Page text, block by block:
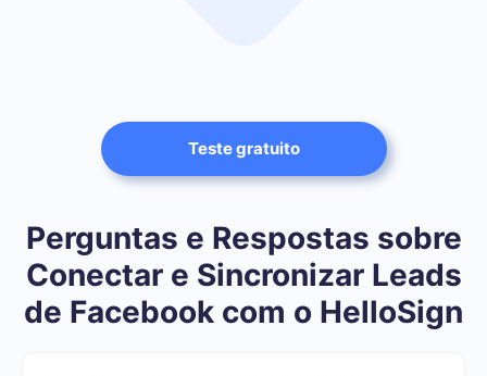
Teste gratuito
Perguntas e Respostas sobre
Conectar e Sincronizar Leads
de Facebook com o HelloSign